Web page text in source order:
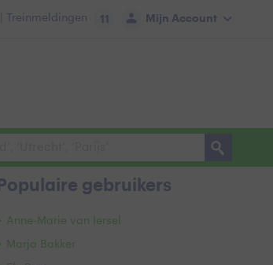
Mijn Account
| Treinmeldingen 11
Populaire gebruikers
Anne-Marie van Iersel
Marja Bakker